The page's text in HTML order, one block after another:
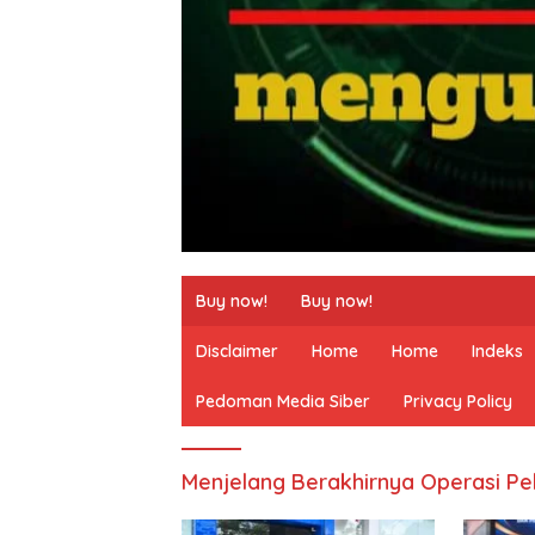
Buy now! Buy now!
Disclaimer Home Home Indeks
Pedoman Media Siber Privacy Policy
Menjelang Berakhirnya Operasi